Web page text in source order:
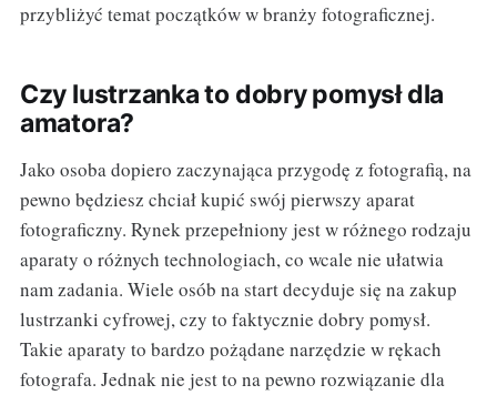
przybliżyć temat początków w branży fotograficznej.
Czy lustrzanka to dobry pomysł dla
amatora?
Jako osoba dopiero zaczynająca przygodę z fotografią, na
pewno będziesz chciał kupić swój pierwszy aparat
fotograficzny. Rynek przepełniony jest w różnego rodzaju
aparaty o różnych technologiach, co wcale nie ułatwia
nam zadania. Wiele osób na start decyduje się na zakup
lustrzanki cyfrowej, czy to faktycznie dobry pomysł.
Takie aparaty to bardzo pożądane narzędzie w rękach
fotografa. Jednak nie jest to na pewno rozwiązanie dla